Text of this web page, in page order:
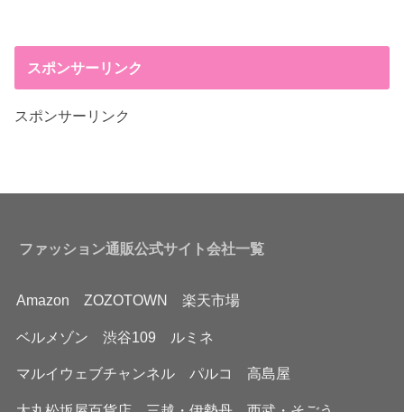
スポンサーリンク
スポンサーリンク
ファッション通販公式サイト会社一覧
Amazon ZOZOTOWN 楽天市場
ベルメゾン 渋谷109 ルミネ
マルイウェブチャンネル パルコ 高島屋